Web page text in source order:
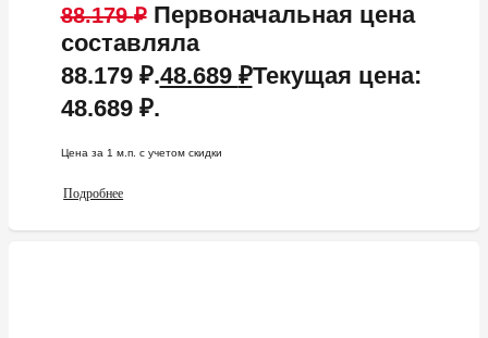
88.179₽ Первоначальная цена
составляла
88.179 ₽.48.689 ₽Текущая цена:
48.689 ₽.
Цена за 1 м.п. c учетом скидки
Подробнее